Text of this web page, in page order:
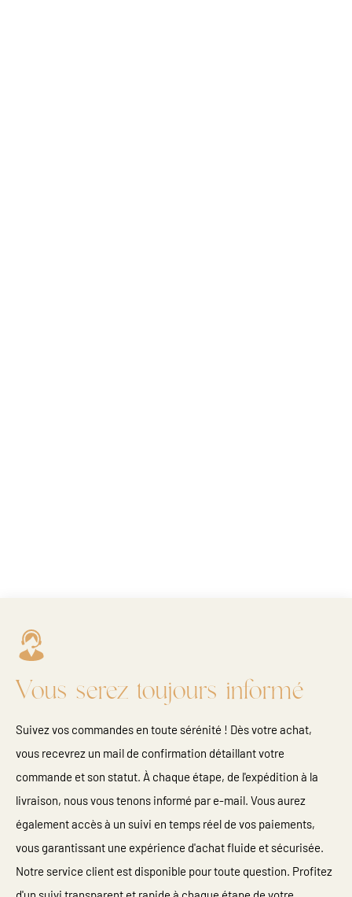
Vous serez toujours informé
Suivez vos commandes en toute sérénité ! Dès votre achat,
vous recevrez un mail de confirmation détaillant votre
commande et son statut. À chaque étape, de l'expédition à la
livraison, nous vous tenons informé par e-mail. Vous aurez
également accès à un suivi en temps réel de vos paiements,
vous garantissant une expérience d'achat fluide et sécurisée.
Notre service client est disponible pour toute question. Profitez